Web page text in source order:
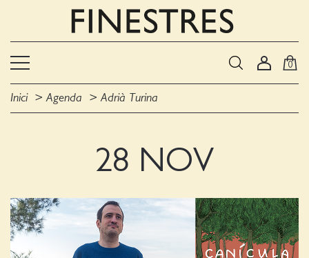
0
Inici Agenda Adrià Turina
28 NOV